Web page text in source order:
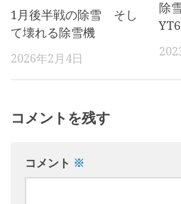
1月後半戦の除雪 そし
て壊れる除雪機
2026年2月4日
除
コメントを残す
コメント ※